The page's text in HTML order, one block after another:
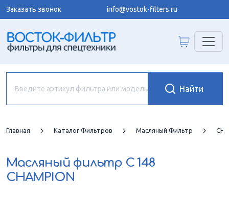
Заказать звонок info@vostok-filters.ru
Главная Каталог Фильтров Масляный Фильтр
Масляный фильтр C 148
CHAMPION